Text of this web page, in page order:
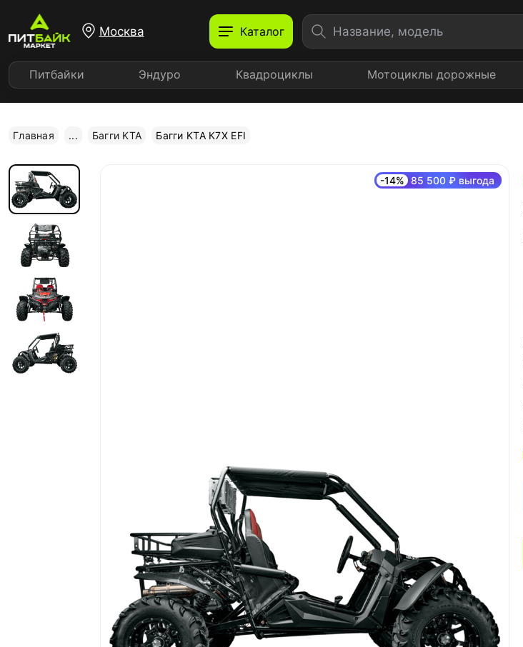
Москва Каталог
Питбайки Эндуро Квадроциклы Мотоциклы дорожные
Главная ... Багги KTA Багги KTA К7X EFI
-14% 85 500 ₽ выгода